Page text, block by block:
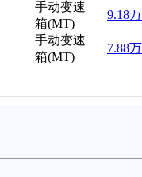
手动变速
箱(MT)
9.18万
手动变速
箱(MT)
7.88万